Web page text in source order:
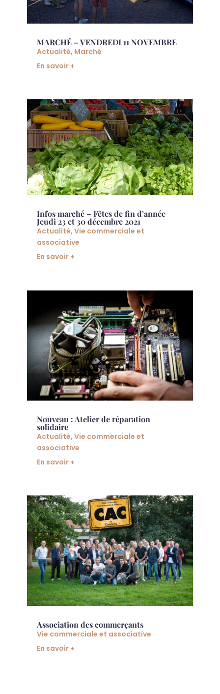
MARCHÉ – VENDREDI 11 NOVEMBRE
Actualité, Marché
En savoir +
Infos marché – Fêtes de fin d’année
Jeudi 23 et 30 décembre 2021
Actualité, Vie commerciale et
associative
En savoir +
Nouveau : Atelier de réparation
solidaire
Actualité, Vie commerciale et
associative
En savoir +
Association des commerçants
Vie commerciale et associative
En savoir +